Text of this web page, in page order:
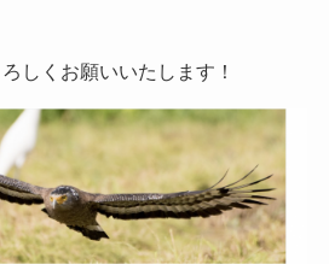
しくお願いいたします！